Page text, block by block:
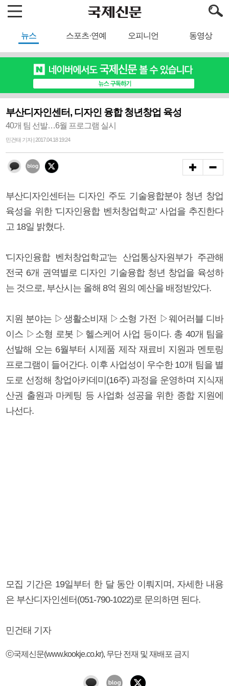
뉴스 스포츠·연예 오피니언 동영상
부산디자인센터, 디자인 융합 청년창업 육성
40개 팀 선발…6월 프로그램 실시
민건태 기자 | 2017.04.18 19:24
부산디자인센터는 디자인 주도 기술융합분야 청년 창업
육성을 위한 '디자인융합 벤처창업학교' 사업을 추진한다
고 18일 밝혔다.
'디자인융합 벤처창업학교'는 산업통상자원부가 주관해
전국 6개 권역별로 디자인 기술융합 청년 창업을 육성하
는 것으로, 부산시는 올해 8억 원의 예산을 배정받았다.
지원 분야는 ▷생활소비재 ▷소형 가전 ▷웨어러블 디바
이스 ▷소형 로봇 ▷헬스케어 사업 등이다. 총 40개 팀을
선발해 오는 6월부터 시제품 제작 재료비 지원과 멘토링
프로그램이 들어간다. 이후 사업성이 우수한 10개 팀을 별
도로 선정해 창업아카데미(16주) 과정을 운영하며 지식재
산권 출원과 마케팅 등 사업화 성공을 위한 종합 지원에
나선다.
모집 기간은 19일부터 한 달 동안 이뤄지며, 자세한 내용
은 부산디자인센터(051-790-1022)로 문의하면 된다.
민건태 기자
ⓒ국제신문(www.kookje.co.kr), 무단 전재 및 재배포 금지